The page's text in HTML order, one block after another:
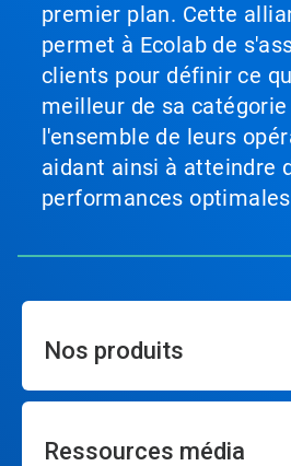
premier plan. Cette
permet à Ecolab de
clients pour définir ce
meilleur de sa
l'ensemble de leurs
aidant ainsi à atteindre
performances
Nos produits
Ressources média